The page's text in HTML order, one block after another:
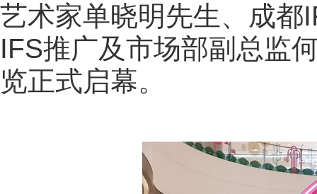
艺术家单晓明先生、成都
IFS推广及市场部副总监
览正式启幕。